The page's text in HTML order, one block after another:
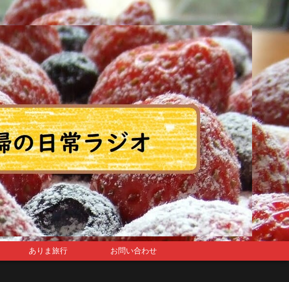
ありま旅行 お問い合わせ